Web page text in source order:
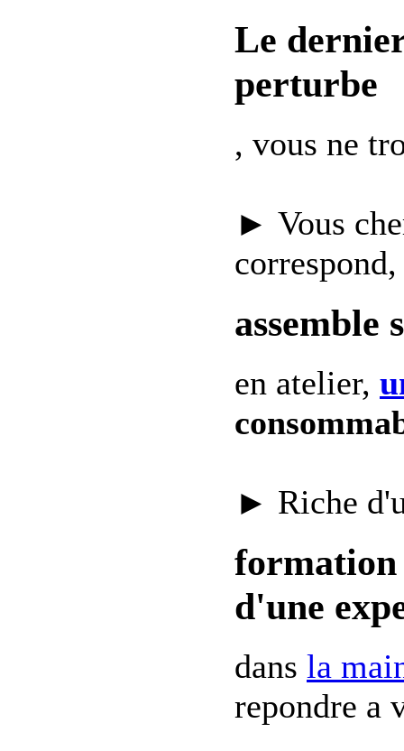
Le
perturbe
, vous ne
► Vous
correspond,
assemble
en atelier,
► Riche
formation
d'une
dans la
repondre a